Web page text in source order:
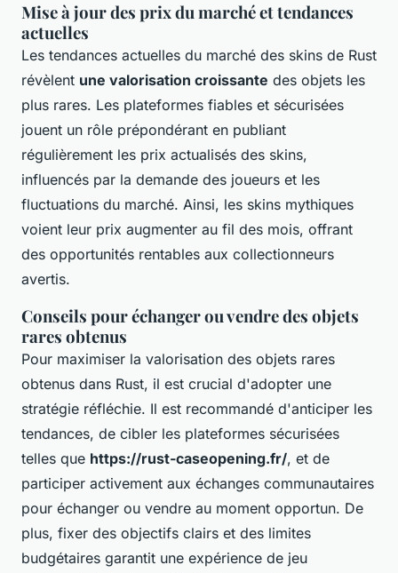
Mise à jour des prix du marché et tendances
actuelles
Les tendances actuelles du marché des skins de Rust
révèlent une valorisation croissante des objets les
plus rares. Les plateformes fiables et sécurisées
jouent un rôle prépondérant en publiant
régulièrement les prix actualisés des skins,
influencés par la demande des joueurs et les
fluctuations du marché. Ainsi, les skins mythiques
voient leur prix augmenter au fil des mois, offrant
des opportunités rentables aux collectionneurs
avertis.
Conseils pour échanger ou vendre des objets
rares obtenus
Pour maximiser la valorisation des objets rares
obtenus dans Rust, il est crucial d'adopter une
stratégie réfléchie. Il est recommandé d'anticiper les
tendances, de cibler les plateformes sécurisées
telles que https://rust-caseopening.fr/, et de
participer activement aux échanges communautaires
pour échanger ou vendre au moment opportun. De
plus, fixer des objectifs clairs et des limites
budgétaires garantit une expérience de jeu